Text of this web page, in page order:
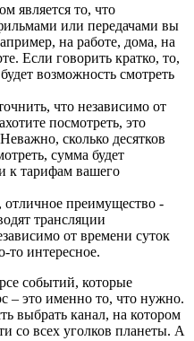
является то, что
или передачами вы
на работе, дома, на
Если говорить кратко, то,
возможность смотреть
что независимо от
посмотреть, это
сколько десятков
сумма будет
к тарифам вашего
отличное преимущество -
трансляции
от времени суток
то интересное.
событий, которые
– это именно то, что нужно.
выбрать канал, на котором
со всех уголков планеты. А